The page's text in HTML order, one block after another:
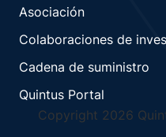
Asociación
Colaboraciones de
Cadena de suministro
Quintus Portal
Copyright 2026